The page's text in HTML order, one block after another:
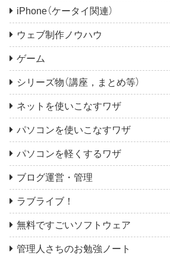
iPhone（ケータイ関連）
ウェブ制作ノウハウ
ゲーム
シリーズ物（講座，まとめ等）
ネットを使いこなすワザ
パソコンを使いこなすワザ
パソコンを軽くするワザ
ブログ運営・管理
ラブライブ！
無料ですごいソフトウェア
管理人さちのお勉強ノート